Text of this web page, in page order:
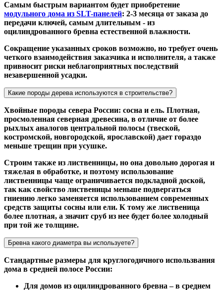
Самым быстрым вариантом будет приобретение
модульного дома из SLT-панелей: 2-3 месяца от заказа до
передачи ключей, самым длительным - из
оцилиндрованного бревна естественной влажности.
Сокращение указанных сроков возможно, но требует очень
четкого взаимодействия заказчика и исполнителя, а также
привносит риски неблагоприятных последствий
незавершенной усадки.
Какие породы дерева используются в строительстве?
Хвойные породы севера России: сосна и ель. Плотная,
просмоленная северная древесина, в отличие от более
рыхлых аналогов центральной полосы (твеской,
костромской, новгородской, ярославской) дает гораздо
меньше трещин при усушке.
Строим также из лиственницы, но она довольно дорогая и
тяжелая в обработке, и поэтому использование
лиственницы чаще ограничивается подкладной доской,
так как свойство лиственицы меньше подвергаться
гниению легко заменяется использованием современных
средств защиты сосны или ели. К тому же лиственица
более плотная, а значит сруб из нее будет более холодный
при той же толщине.
Бревна какого диаметра вы используете?
Стандартные размеры для круглогодичного использвания
дома в средней полосе России:
Для домов из оцилиндрованного бревна – в среднем